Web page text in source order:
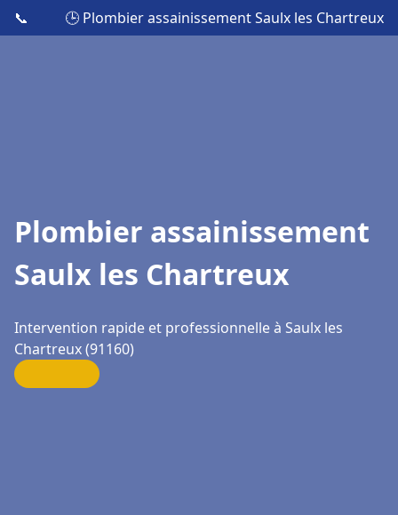
📞 🕒 Plombier assainissement Saulx les Chartreux
Plombier assainissement
Saulx les Chartreux
Intervention rapide et professionnelle à Saulx les
Chartreux (91160)